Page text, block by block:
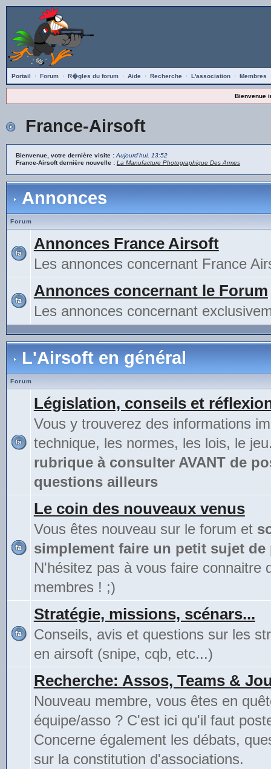
Portail · Forum · R�gles du forum · Aide · Recherche · L'association · Membres
Bienvenue
France-Airsoft
Bienvenue, votre dernière visite : Aujourd'hui, 13:52
France-Airsoft dernière nouvelle : La Manufacture Photographique Des Armes
Annonces
Forum
Annonces France Airsoft
Les annonces concernant France
Annonces concernant le Forum
Les annonces concernant
L'Airsoft en général
Forum
Législation, conseils et
Vous y trouverez des informations
technique, les normes, les lois, le
rubrique à consulter AVANT de
questions ailleurs
Le coin des nouveaux venus
Vous êtes nouveau sur le forum et
simplement faire un petit sujet
N'hésitez pas à vous faire connaitre
membres ! ;)
Stratégie, missions, scénars...
Conseils, avis et questions sur les
en airsoft (snipe, cqb, etc...)
Recherche: Assos, Teams &
Nouveau membre, vous êtes en
équipe/asso ? C'est ici qu'il faut
Concerne également les débats,
sur la constitution d'associations.